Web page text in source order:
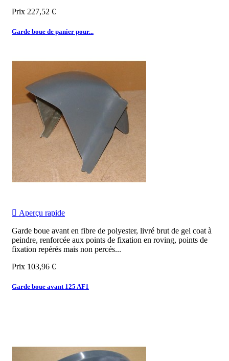
Prix 227,52 €
Garde boue de panier pour...
 Aperçu rapide
Garde boue avant en fibre de polyester, livré brut de gel coat à
peindre, renforcée aux points de fixation en roving, points de
fixation repérés mais non percés...
Prix 103,96 €
Garde boue avant 125 AF1